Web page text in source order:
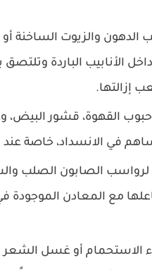
الدهون والزيوت الساخنة
الأنابيب الباردة وتلتصق
إزالتها.
القهوة، قشور البيض،
في الانسداد، خاصة عند
الصابون الصلب
مع المعادن الموجودة
الاستحمام أو غسل